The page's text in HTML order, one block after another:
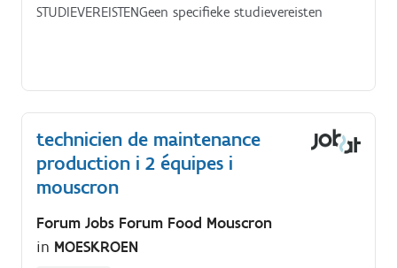
STUDIEVEREISTENGeen specifieke studievereisten
technicien de maintenance
production i 2 équipes i
mouscron
Forum Jobs Forum Food Mouscron
in MOESKROEN